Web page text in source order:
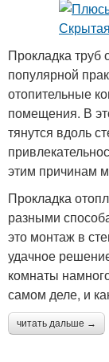
Прокладка труб
популярной
отопительные
помещения. В
тянутся вдоль
этим причинам
Прокладка
разными
это монтаж в
удачное
комнаты
самом деле, и
читать дальше →